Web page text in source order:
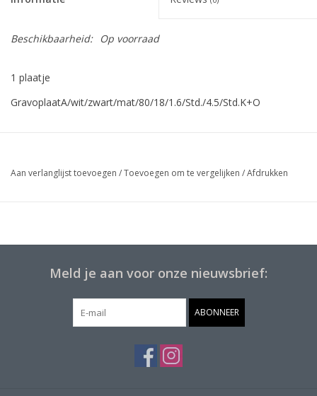
Beschikbaarheid: Op voorraad
1 plaatje
GravoplaatA/wit/zwart/mat/80/18/1.6/Std./4.5/Std.K+O
Aan verlanglijst toevoegen /Toevoegen om te vergelijken /Afdrukken
Meld je aan voor onze nieuwsbrief:
ABONNEER